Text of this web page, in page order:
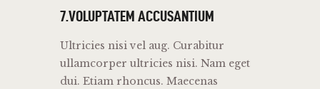
7.VOLUPTATEM ACCUSANTIUM
Ultricies nisi vel aug. Curabitur
ullamcorper ultricies nisi. Nam eget
dui. Etiam rhoncus. Maecenas